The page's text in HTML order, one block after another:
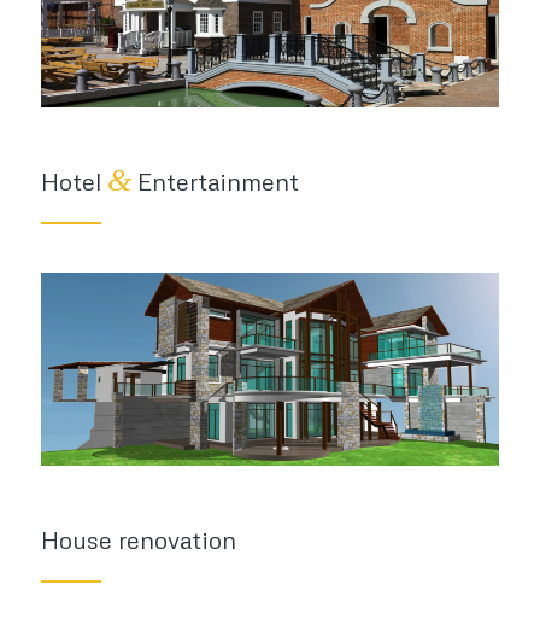
Hotel &Entertainment
House renovation